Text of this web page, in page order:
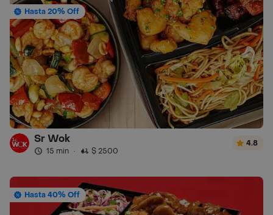
Hasta 20% Off
Sr Wok
15 min · $ 2500
4.8
Hasta 40% Off